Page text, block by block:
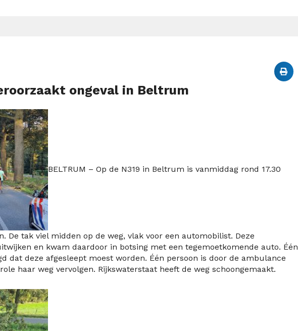
ongeval in Beltrum
BELTRUM – Op de N319 in Beltrum is vanmiddag rond 17.30
De tak viel midden op de weg, vlak voor een automobilist. Deze
en kwam daardoor in botsing met een tegemoetkomende auto. Één
dat deze afgesleept moest worden. Één persoon is door de ambulance
haar weg vervolgen. Rijkswaterstaat heeft de weg schoongemaakt.